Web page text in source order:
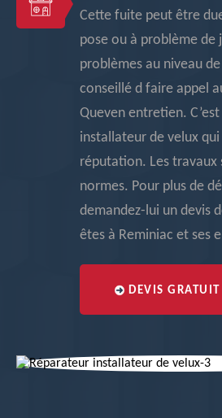
Cette fuite peut être
pose ou à problème de
problèmes au niveau
conseillé d faire appel
Queven entretien.
installateur de velux
réputation. Les
normes. Pour plus de
demandez-lui un devis
êtes à Reminiac et ses
DEVIS GRATUIT